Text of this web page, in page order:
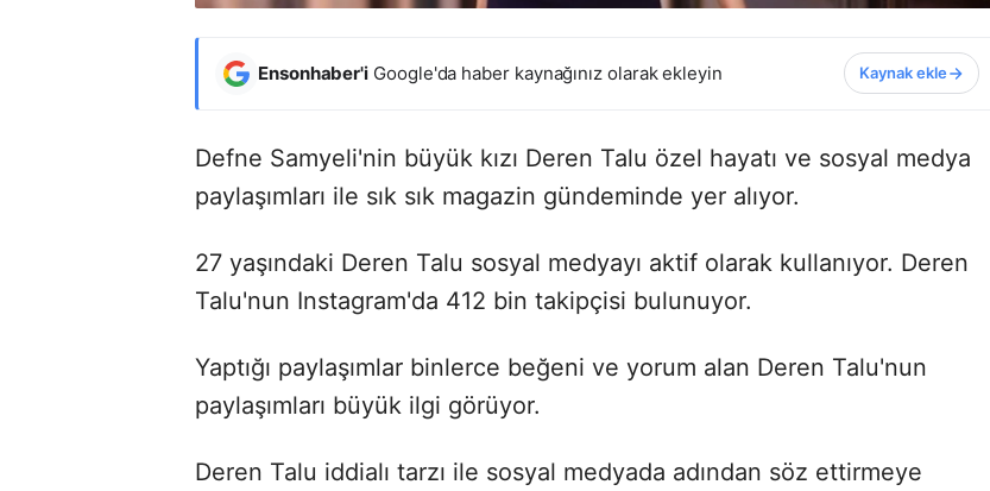
Ensonhaber'i Google'da haber kaynağınız olarak ekleyin Kaynak ekle
Defne Samyeli'nin büyük kızı Deren Talu özel hayatı ve sosyal medya
paylaşımları ile sık sık magazin gündeminde yer alıyor.
27 yaşındaki Deren Talu sosyal medyayı aktif olarak kullanıyor. Deren
Talu'nun Instagram'da 412 bin takipçisi bulunuyor.
Yaptığı paylaşımlar binlerce beğeni ve yorum alan Deren Talu'nun
paylaşımları büyük ilgi görüyor.
Deren Talu iddialı tarzı ile sosyal medyada adından söz ettirmeye